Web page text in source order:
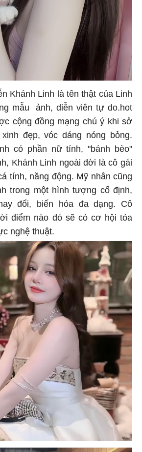
Khánh Linh là tên thật của Linh
mẫu ảnh, diễn viên tự do.hot
cộng đồng mạng chú ý khi sở
đẹp, vóc dáng nóng bỏng.
có phần nữ tính, "bánh bèo"
Khánh Linh ngoài đời là cô gái
tính, năng động. Mỹ nhân cũng
trong một hình tượng cố định,
đổi, biến hóa đa dạng. Cô
điểm nào đó sẽ có cơ hội tỏa
nghệ thuật.